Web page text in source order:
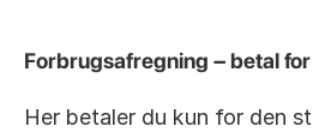
Forbrugsafregning – betal
Her betaler du kun for den